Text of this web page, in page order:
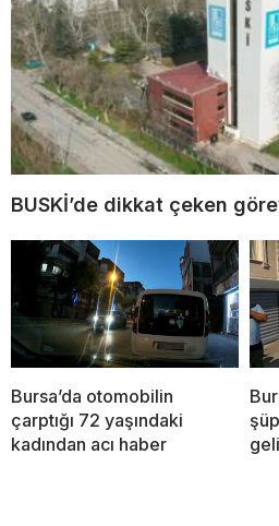
BUSKİ’de dikkat çeken
Bursa’da otomobilin
çarptığı 72 yaşındaki
kadından acı haber